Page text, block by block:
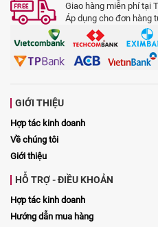
Giao hàng miễn phí tại
Áp dụng cho đơn hàng
GIỚI THIỆU
Hợp tác kinh doanh
Về chúng tôi
Giới thiệu
HỖ TRỢ - ĐIỀU KHOẢN
Hợp tác kinh doanh
Hướng dẫn mua hàng